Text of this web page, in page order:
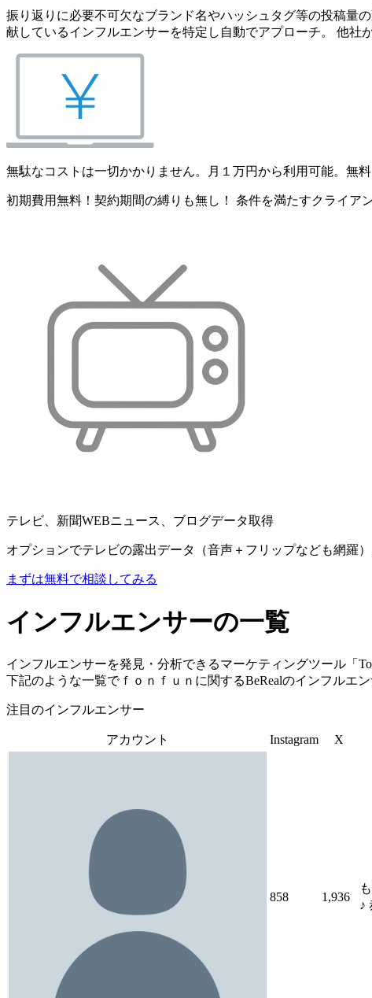
振り返りに必要不可欠なブランド名やハッシュタグ等の投稿量
献しているインフルエンサーを特定し自動でアプローチ。 他社
無駄なコストは一切かかりません。月１万円から利用可能。無
初期費用無料！契約期間の縛りも無し！ 条件を満たすクライア
テレビ、新聞WEBニュース、ブログデータ取得
オプションでテレビの露出データ（音声＋フリップなども網羅
まずは無料で相談してみる
インフルエンサーの一覧
インフルエンサーを発見・分析できるマーケティングツール「
下記のような一覧でｆｏｎｆｕｎに関するBeRealのインフルエ
注目のインフルエンサー
アカウント Instagram X
858 1,936
♪